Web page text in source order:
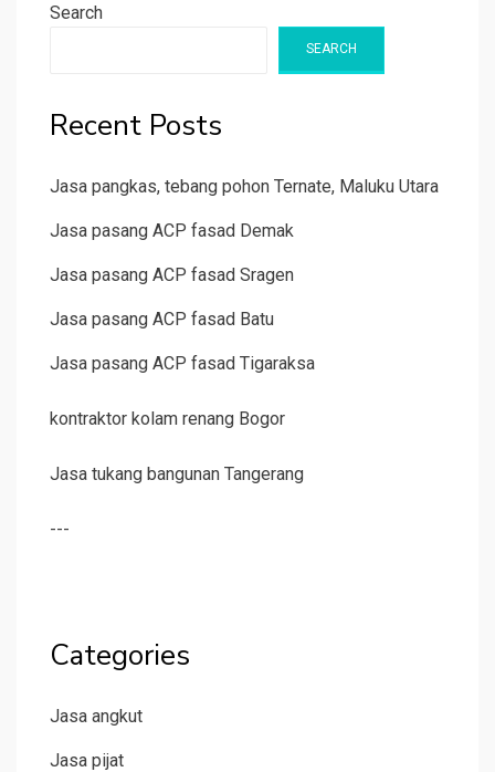
Search
SEARCH
Recent Posts
Jasa pangkas, tebang pohon Ternate, Maluku Utara
Jasa pasang ACP fasad Demak
Jasa pasang ACP fasad Sragen
Jasa pasang ACP fasad Batu
Jasa pasang ACP fasad Tigaraksa
kontraktor kolam renang Bogor
Jasa tukang bangunan Tangerang
---
Categories
Jasa angkut
Jasa pijat